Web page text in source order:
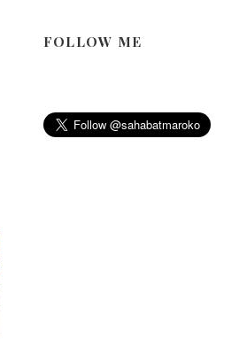
FOLLOW ME